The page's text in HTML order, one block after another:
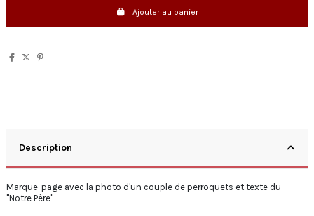
Ajouter au panier
Description
Marque-page avec la photo d'un couple de perroquets et texte du
"Notre Père"